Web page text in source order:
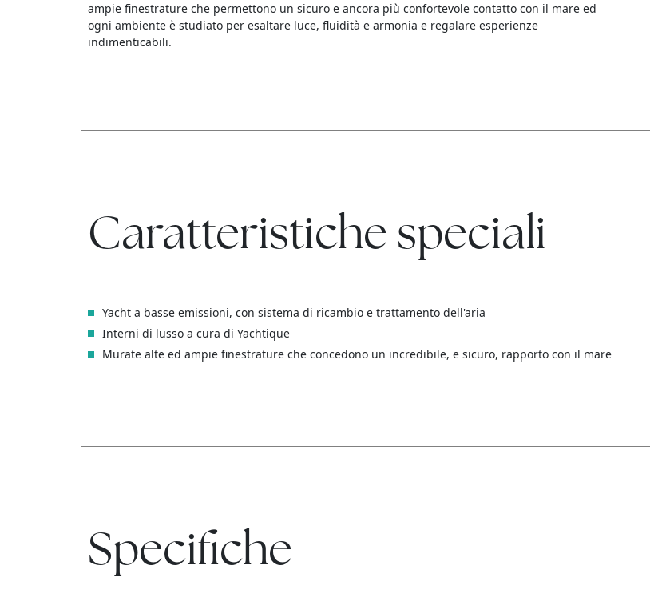
ampie finestrature che permettono un sicuro e ancora più confortevole contatto con il mare ed
ogni ambiente è studiato per esaltare luce, fluidità e armonia e regalare esperienze
indimenticabili.
Caratteristiche speciali
Yacht a basse emissioni, con sistema di ricambio e trattamento dell'aria
Interni di lusso a cura di Yachtique
Murate alte ed ampie finestrature che concedono un incredibile, e sicuro, rapporto con il mare
Specifiche